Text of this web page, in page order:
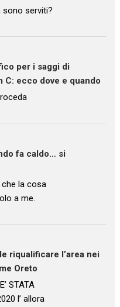
sono serviti?
per i saggi di
C: ecco dove e quando
fa caldo… si
la cosa
a me.
riqualificare l’area nei
Oreto
STATA
l’ allora